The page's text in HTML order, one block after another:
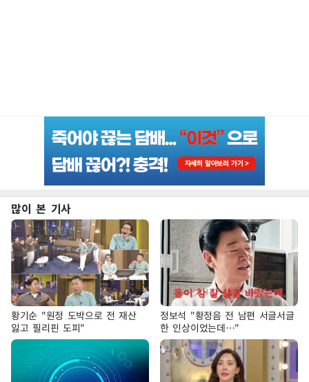
많이 본 기사
황기순 "원정 도박으로 전 재산
잃고 필리핀 도피"
정보석 "황정음 전 남편 서글서글
한 인상이었는데…"